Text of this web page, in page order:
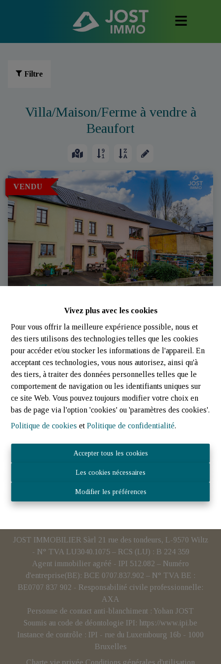
Vivez plus avec les cookies
Pour vous offrir la meilleure expérience possible, nous et
des tiers utilisons des technologies telles que les cookies
pour accéder et/ou stocker les informations de l'appareil. En
acceptant ces technologies, vous nous autorisez, ainsi qu'à
des tiers, à traiter des données personnelles telles que le
comportement de navigation ou les identifiants uniques sur
ce site Web. Vous pouvez toujours modifier votre choix en
bas de page via l'option 'cookies' ou 'paramètres des cookies'.
Politique de cookies etPolitique de confidentialité.
Accepter tous les cookies
Les cookies nécessaires
Modifier les préférences
Filtre
Villa/Maison/Ferme à vendre à
Beaufort
VENDU
Maison et atelier
6315 Beaufort (Luxembourg) | Ref: 2012
JOST IMMOBILIER Sàrl 21 rue des tondeurs, L-9570 Wiltz
- N° TVA LU3040.1075 – RCS (LU) : B 224 359
Agent immobilier agréé - IPI 512.082 – Numéro
d'entreprise(BE): BCE 0707.837.902 – N° TVA BE :
BE0707 837 902 - Responsabilité civile professionnelle:
AXA
Personne de contact anti-blanchiment : Yohan JOST
Soumis au code de déontologie IPI: https://www.ipi.be
Instance de contrôle : IPI - rue du Luxembourg 16b - 1000
Bruxelles